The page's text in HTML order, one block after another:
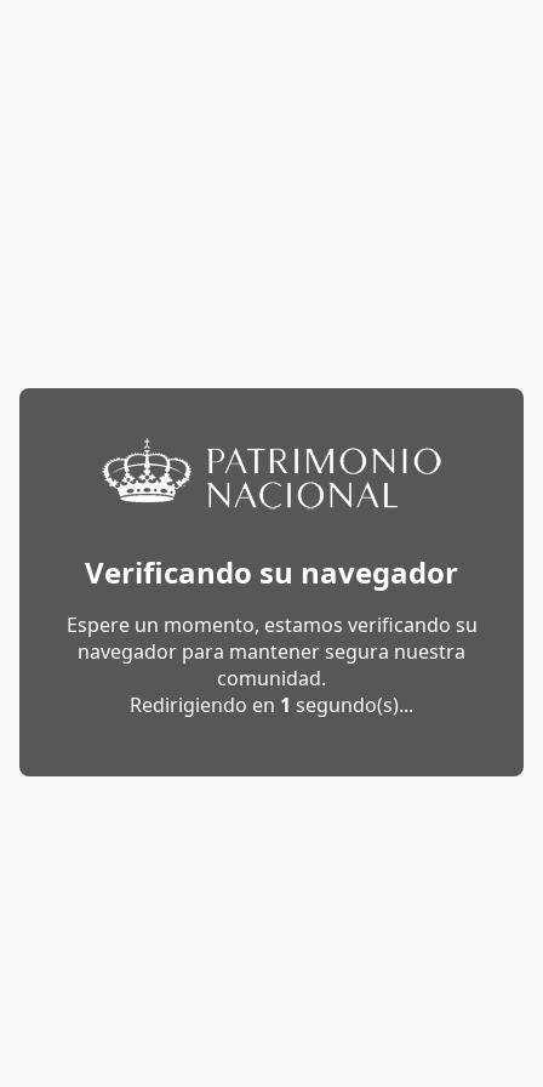
Verificando su navegador
Espere un momento, estamos verificando su
navegador para mantener segura nuestra
comunidad.
Redirigiendo en 1 segundo(s)...